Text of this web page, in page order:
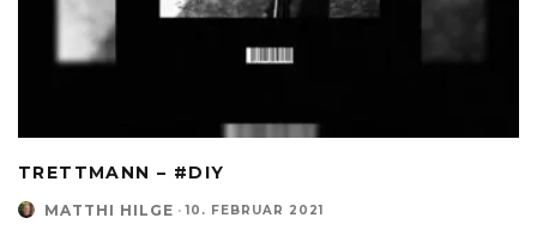
TRETTMANN – #DIY
MATTHI HILGE · 10. FEBRUAR 2021